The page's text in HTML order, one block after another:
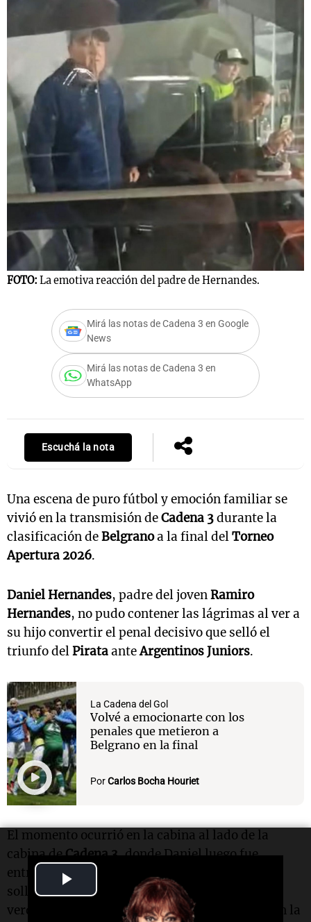
Video
FOTO: La emotiva reacción del padre de Hernandes.
Mirá las notas de Cadena 3 en Google
News
Mirá las notas de Cadena 3 en
WhatsApp
Escuchá la nota
Una escena de puro fútbol y emoción familiar se
vivió en la transmisión deCadena 3durante la
clasificación deBelgranoa la final delTorneo
Apertura 2026.
Daniel Hernandes, padre del jovenRamiro
Hernandes, no pudo contener las lágrimas al ver a
su hijo convertir el penal decisivo que selló el
triunfo delPirataanteArgentinos Juniors.
La Cadena del Gol
Volvé a emocionarte con los
penales que metieron a
Belgrano en la final
PorCarlos Bocha Houriet
El momento ocurrió en la cabina al lado de la
cabina deCadena 3, donde Daniel luego fue
entrevistado en medio de la euforia. Entre
sollozos, expresó: “Una alegría tremenda, la
verdad que no lo podía creer. Parecía
en la